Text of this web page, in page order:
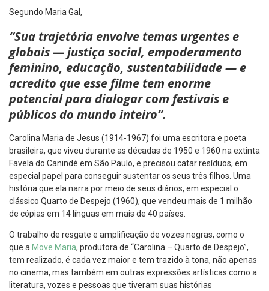
Segundo Maria Gal,
“Sua trajetória envolve temas urgentes e
globais — justiça social, empoderamento
feminino, educação, sustentabilidade — e
acredito que esse filme tem enorme
potencial para dialogar com festivais e
públicos do mundo inteiro”.
Carolina Maria de Jesus (1914-1967) foi uma escritora e poeta
brasileira, que viveu durante as décadas de 1950 e 1960 na extinta
Favela do Canindé em São Paulo, e precisou catar resíduos, em
especial papel para conseguir sustentar os seus três filhos. Uma
história que ela narra por meio de seus diários, em especial o
clássico Quarto de Despejo (1960), que vendeu mais de 1 milhão
de cópias em 14 línguas em mais de 40 países.
O trabalho de resgate e amplificação de vozes negras, como o
que a Move Maria, produtora de “Carolina – Quarto de Despejo”,
tem realizado, é cada vez maior e tem trazido à tona, não apenas
no cinema, mas também em outras expressões artísticas como a
literatura, vozes e pessoas que tiveram suas histórias